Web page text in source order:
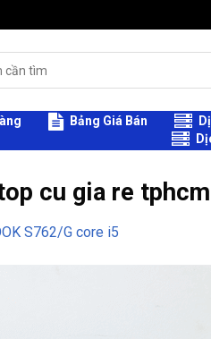
Bảng Giá Bán
cu gia re
S762/G core i5